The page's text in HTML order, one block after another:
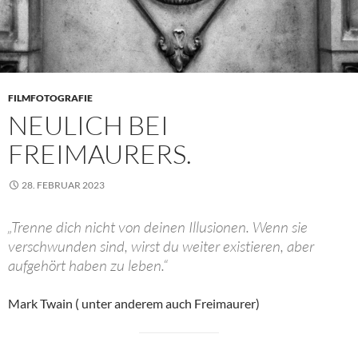
FILMFOTOGRAFIE
NEULICH BEI
FREIMAURERS.
28. FEBRUAR 2023
„Trenne dich nicht von deinen Illusionen. Wenn sie
verschwunden sind, wirst du weiter existieren, aber
aufgehört haben zu leben.“
Mark Twain ( unter anderem auch Freimaurer)